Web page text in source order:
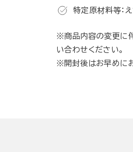
特定原材料等：え
※商品内容の変更に
い合わせください。
※開封後はお早めに